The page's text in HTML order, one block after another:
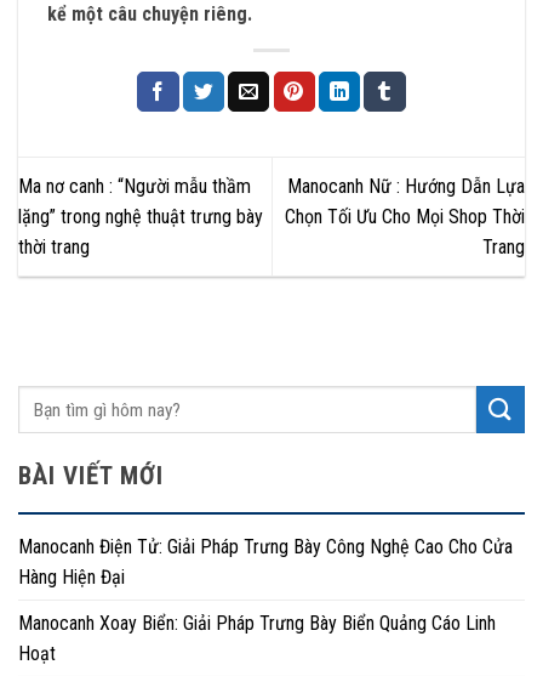
kể một câu chuyện riêng.
Ma nơ canh : “Người mẫu thầm
lặng” trong nghệ thuật trưng bày
thời trang
Manocanh Nữ : Hướng Dẫn Lựa
Chọn Tối Ưu Cho Mọi Shop Thời
Trang
BÀI VIẾT MỚI
Manocanh Điện Tử: Giải Pháp Trưng Bày Công Nghệ Cao Cho Cửa
Hàng Hiện Đại
Manocanh Xoay Biển: Giải Pháp Trưng Bày Biển Quảng Cáo Linh
Hoạt